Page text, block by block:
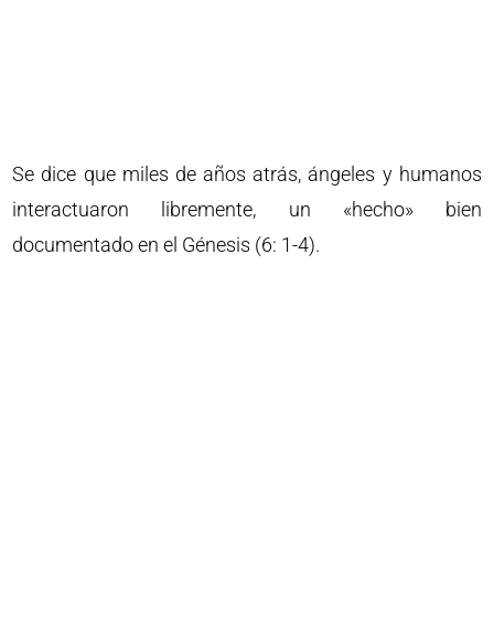
Se dice que miles de años atrás, ángeles y humanos
interactuaron libremente, un «hecho» bien
documentado en el Génesis (6: 1-4).